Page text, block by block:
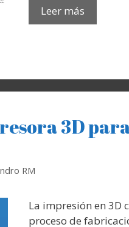
Leer más
3D
RM
La impresión en 3D
proceso de